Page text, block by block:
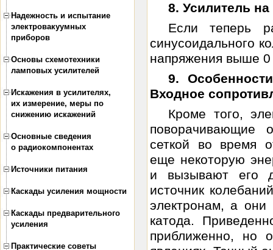
Надежность и испытание
электровакуумных
приборов
Основы схемотехники
ламповых усилителей
Искажения в усилителях,
их измерение, меры по
снижению искажений
Основные сведения
о радиокомпонентах
Источники питания
Каскады усиления мощности
Каскады предварительного
усиления
Практические советы
8. Усилитель
Если теперь
синусоидального
напряжения выше
9.
Входное
Кроме того,
поворачивающие
сеткой во время
еще некоторую
и вызывают его
источник
электронам, а
катода.
приближенно, но